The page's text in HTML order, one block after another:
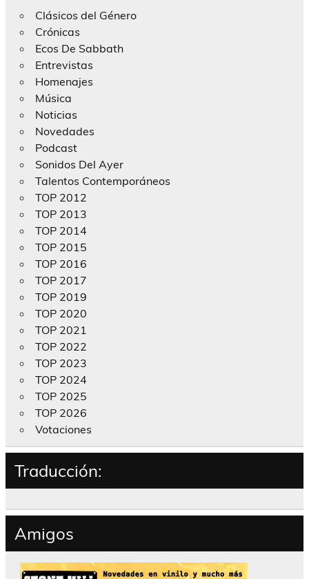
Clásicos del Género
Crónicas
Ecos De Sabbath
Entrevistas
Homenajes
Música
Noticias
Novedades
Podcast
Sonidos Del Ayer
Talentos Contemporáneos
TOP 2012
TOP 2013
TOP 2014
TOP 2015
TOP 2016
TOP 2017
TOP 2019
TOP 2020
TOP 2021
TOP 2022
TOP 2023
TOP 2024
TOP 2025
TOP 2026
Votaciones
Traducción:
Amigos